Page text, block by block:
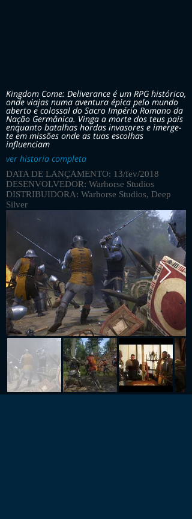
Kingdom Come: Deliverance é um RPG histórico,
onde viajas numa aventura épica pelo mundo
aberto e colossal do Sacro Império Romano da
Nação Germânica. Vinga a morte dos teus pais
enquanto batalhas hordas invasores e imerge-
te em missões onde as tuas escolhas
influenciam
ver historia completa
DATA DE LANÇAMENTO: 13/fev/2018
DESENVOLVEDOR: Warhorse Studios
DISTRIBUIDORA: Warhorse Studios, Deep
Silver